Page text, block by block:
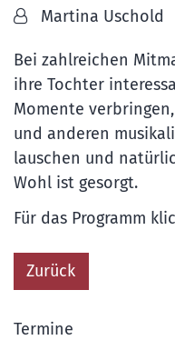
Von:Martina Uschold
Bei zahlreichen
ihre Tochter
Momente
und anderen
lauschen und
Wohl ist gesorgt.
Für das Programm
Zurück
Termine